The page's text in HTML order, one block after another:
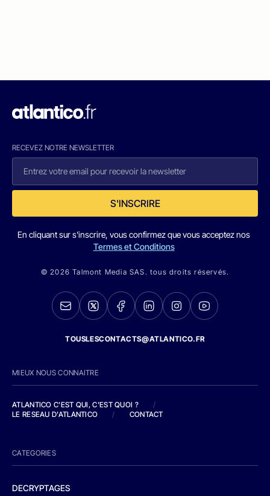
RECEVEZ NOTRE NEWSLETTER
S'INSCRIRE
En cliquant sur s'inscrire, vous confirmez que vous acceptez nos
Termes et Conditions
© 2026 Talmont Media SAS. tous droits réservés.
TOUSLESCONTACTS@ATLANTICO.FR
MIEUX NOUS CONNAITRE
ATLANTICO C'EST QUI, C'EST QUOI ?
/
LE RESEAU D'ATLANTICO
/ CONTACT
CATEGORIES
DECRYPTAGES